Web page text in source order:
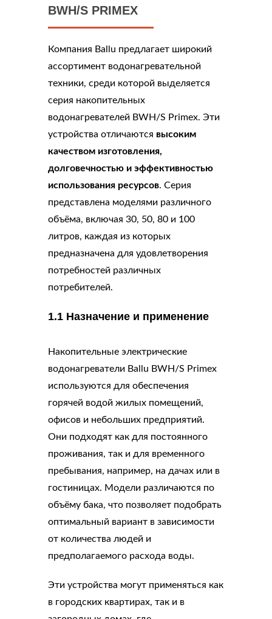
BWH/S PRIMEX
Компания Ballu предлагает широкий
ассортимент водонагревательной
техники, среди которой выделяется
серия накопительных
водонагревателей BWH/S Primex. Эти
устройства отличаются высоким
качеством изготовления,
долговечностью и эффективностью
использования ресурсов. Серия
представлена моделями различного
объёма, включая 30, 50, 80 и 100
литров, каждая из которых
предназначена для удовлетворения
потребностей различных
потребителей.
1.1 Назначение и применение
Накопительные электрические
водонагреватели Ballu BWH/S Primex
используются для обеспечения
горячей водой жилых помещений,
офисов и небольших предприятий.
Они подходят как для постоянного
проживания, так и для временного
пребывания, например, на дачах или в
гостиницах. Модели различаются по
объёму бака, что позволяет подобрать
оптимальный вариант в зависимости
от количества людей и
предполагаемого расхода воды.
Эти устройства могут применяться как
в городских квартирах, так и в